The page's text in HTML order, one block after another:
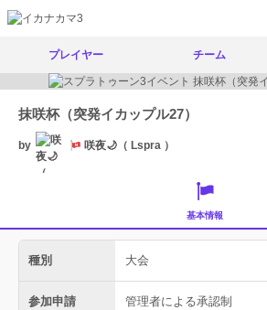
プレイヤー チーム
抹咲杯（突発イカップル27）
by 咲夜🌙（ Lspra ）
基本情報
種別 大会
参加申請 管理者による承認制